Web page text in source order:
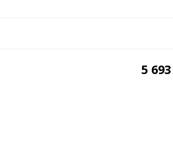
5 693